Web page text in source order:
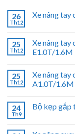
26
Th12
Xe nâng tay
25
Th12
Xe nâng tay
E1.0T/1.6M
25
Th12
Xe nâng tay
A1.0T/1.6M
24
Th9
Bộ kẹp gắp